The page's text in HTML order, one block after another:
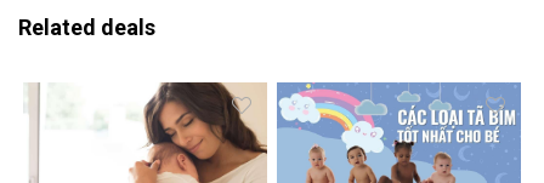
Related deals